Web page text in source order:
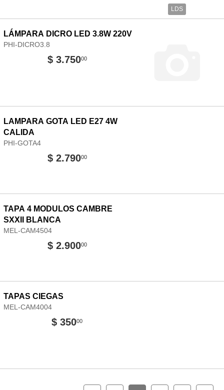
LDS
LÁMPARA DICRO LED 3.8W 220V
PHI-DICRO3.8
$ 3.75000
LAMPARA GOTA LED E27 4W
CALIDA
PHI-GOTA4
$ 2.79000
TAPA 4 MODULOS CAMBRE
SXXII BLANCA
MEL-CAM4504
$ 2.90000
TAPAS CIEGAS
MEL-CAM4004
$ 35000